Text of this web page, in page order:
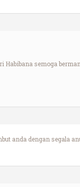
semoga
anda dengan segala